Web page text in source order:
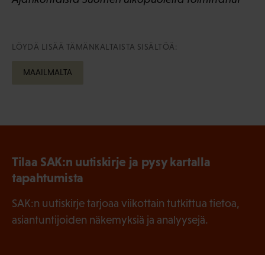
LÖYDÄ LISÄÄ TÄMÄNKALTAISTA SISÄLTÖÄ:
MAAILMALTA
Tilaa SAK:n uutiskirje ja pysy kartalla
tapahtumista
SAK:n uutiskirje tarjoaa viikottain tutkittua tietoa,
asiantuntijoiden näkemyksiä ja analyysejä.